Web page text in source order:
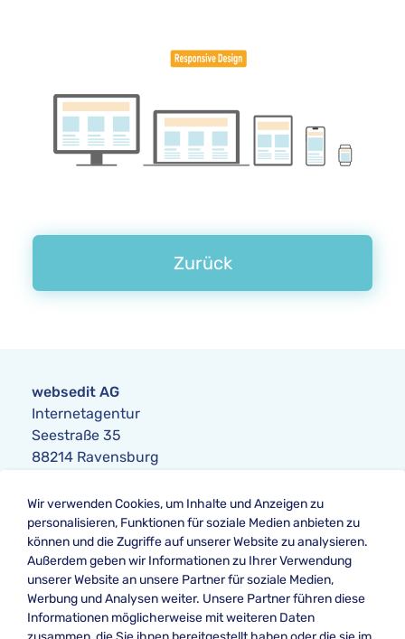
Zurück
websedit AG
Internetagentur
Seestraße 35
88214 Ravensburg
Telefon:+49 751 354104-0
Telefax: +49 751 354104-42
E-Mail:anfrage@websedit.de
Unsere Bewertung bei
Wir verwenden Cookies, um Inhalte und Anzeigen zu
personalisieren, Funktionen für soziale Medien anbieten zu
können und die Zugriffe auf unserer Website zu analysieren.
Außerdem geben wir Informationen zu Ihrer Verwendung
unserer Website an unsere Partner für soziale Medien,
Werbung und Analysen weiter. Unsere Partner führen diese
Informationen möglicherweise mit weiteren Daten